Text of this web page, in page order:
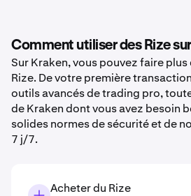
Comment utiliser des Rize
Sur Kraken, vous pouvez faire
Rize. De votre première
outils avancés de trading pro,
de Kraken dont vous avez besoin
solides normes de sécurité et de
7 j/7.
Acheter du Rize